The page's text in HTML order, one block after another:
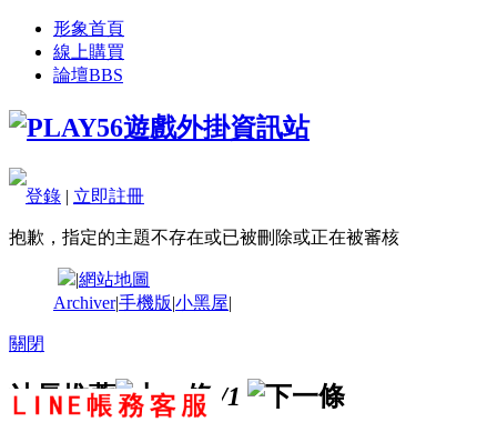
形象首頁
線上購買
論壇BBS
登錄 | 立即註冊
抱歉，指定的主題不存在或已被刪除或正在被審核
|網站地圖
Archiver|手機版|小黑屋|
關閉
站長推薦 /1